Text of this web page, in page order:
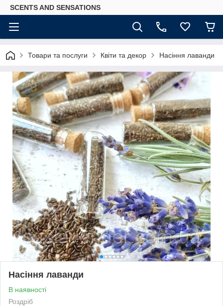
SCENTS AND SENSATIONS
Товари та послуги Квіти та декор Насіння лаванди
Насіння лаванди
В наявності
Роздріб